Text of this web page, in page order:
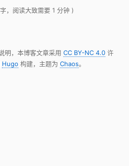
，阅读大致需要 1 分钟 )
明，本博客文章采用 CC BY-NC 4.0许
Hugo 构建，主题为 Chaos。